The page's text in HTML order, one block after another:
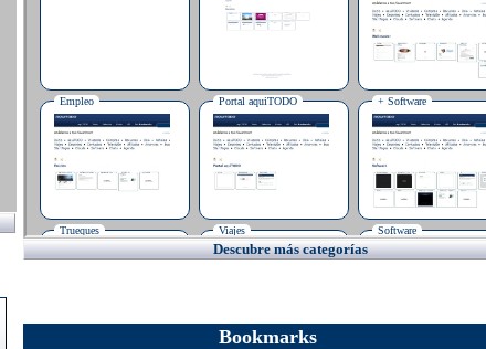
Descubre más categorías
Bookmarks